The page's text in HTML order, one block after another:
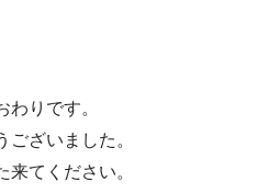
わりです。
ざいました。
来てください。